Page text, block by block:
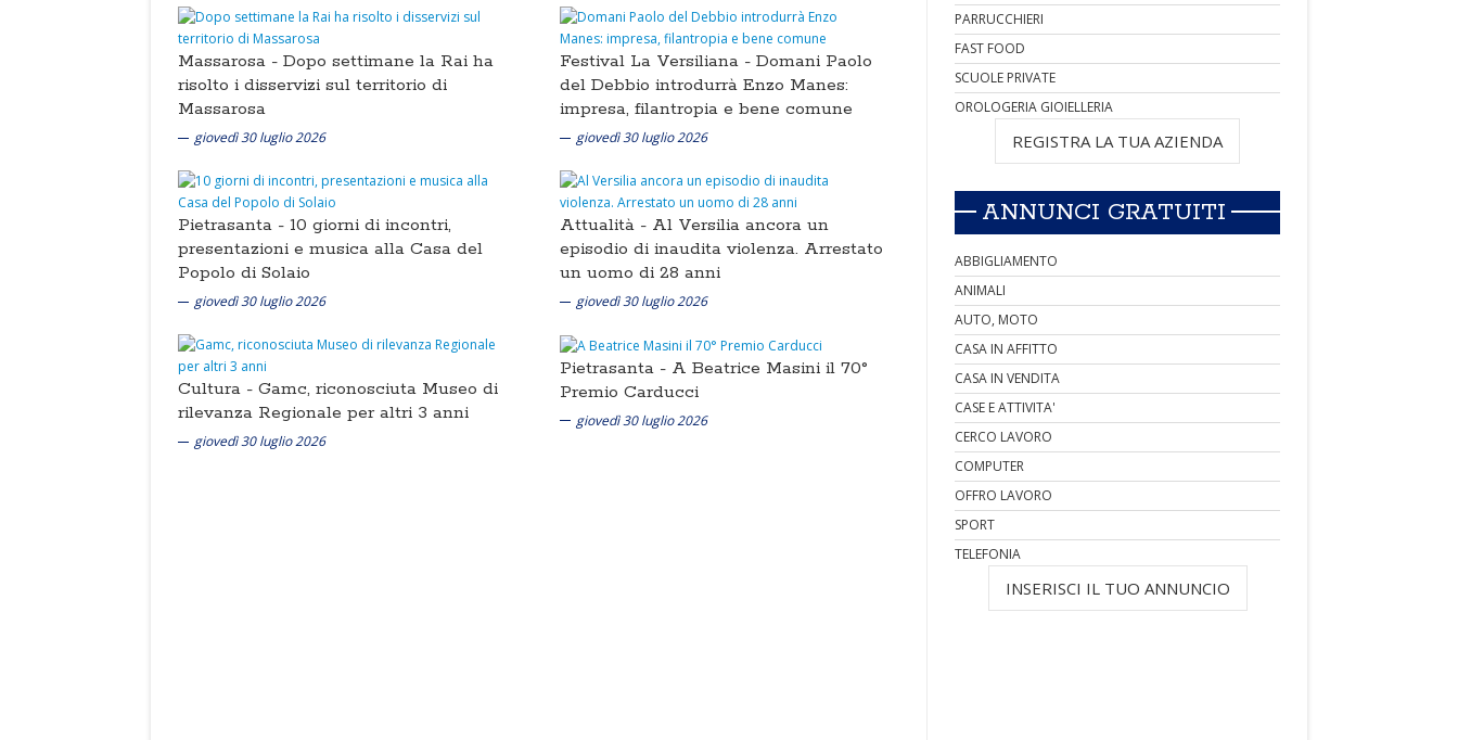
Massarosa - Dopo settimane la Rai ha
risolto i disservizi sul territorio di
Massarosa
giovedì 30 luglio 2026
Festival La Versiliana - Domani Paolo
del Debbio introdurrà Enzo Manes:
impresa, filantropia e bene comune
giovedì 30 luglio 2026
Pietrasanta - 10 giorni di incontri,
presentazioni e musica alla Casa del
Popolo di Solaio
giovedì 30 luglio 2026
Attualità - Al Versilia ancora un
episodio di inaudita violenza. Arrestato
un uomo di 28 anni
giovedì 30 luglio 2026
Cultura - Gamc, riconosciuta Museo di
rilevanza Regionale per altri 3 anni
giovedì 30 luglio 2026
Pietrasanta - A Beatrice Masini il 70°
Premio Carducci
giovedì 30 luglio 2026
PARRUCCHIERI
FAST FOOD
SCUOLE PRIVATE
OROLOGERIA GIOIELLERIA
REGISTRA LA TUA AZIENDA
ANNUNCI GRATUITI
ABBIGLIAMENTO
ANIMALI
AUTO, MOTO
CASA IN AFFITTO
CASA IN VENDITA
CASE E ATTIVITA'
CERCO LAVORO
COMPUTER
OFFRO LAVORO
SPORT
TELEFONIA
INSERISCI IL TUO ANNUNCIO